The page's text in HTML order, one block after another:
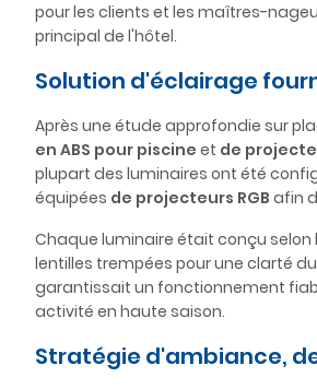
pour les clients et les maîtres-
principal de l'hôtel.
Solution d'éclairage
Après une étude approfondie sur
en ABS pour piscine et de
plupart des luminaires ont été
équipées de projecteurs RGB afin
Chaque luminaire était conçu
lentilles trempées pour une clarté
garantissait un fonctionnement
activité en haute saison.
Stratégie d'ambiance,